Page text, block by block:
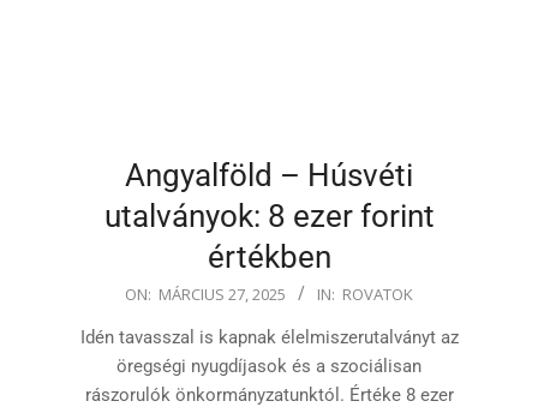
Angyalföld – Húsvéti
utalványok: 8 ezer forint
értékben
27
ON: MÁRCIUS 27, 2025 IN: ROVATOK
Idén tavasszal is kapnak élelmiszerutalványt az
öregségi nyugdíjasok és a szociálisan
rászorulók önkormányzatunktól. Értéke 8 ezer